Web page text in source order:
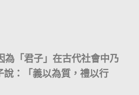
「君子」在古代社會中乃
：「義以為質，禮以行